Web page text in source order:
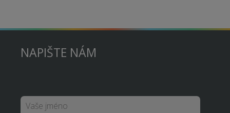
NAPIŠTE NÁM